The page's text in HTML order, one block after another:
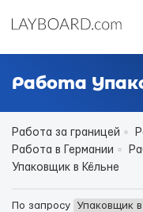
Работа
Работа за границей
Работа в Германии
Упаковщик в Кёльне
По запросу Упаковщик